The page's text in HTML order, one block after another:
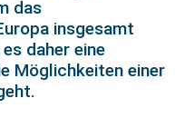
das
insgesamt
daher eine
Möglichkeiten einer